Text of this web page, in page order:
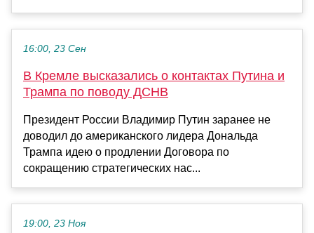
16:00, 23 Сен
В Кремле высказались о контактах Путина и
Трампа по поводу ДСНВ
Президент России Владимир Путин заранее не
доводил до американского лидера Дональда
Трампа идею о продлении Договора по
сокращению стратегических нас...
19:00, 23 Ноя